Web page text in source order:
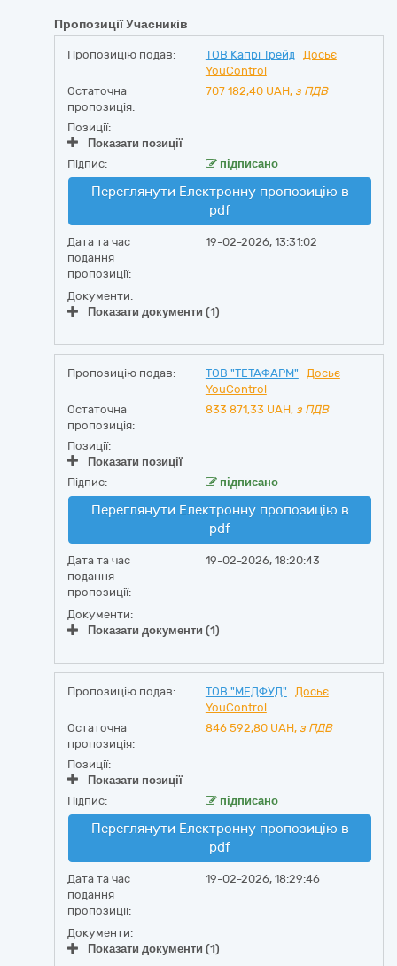
Пропозиції Учасників
Пропозицію подав: ТОВ Капрі Трейд
Досьє
YouControl
Остаточна
пропозиція:
707 182,40 UAH, з ПДВ
Позиції:
Показати позиції
Підпис:
підписано
Переглянути Електронну пропозицію в
pdf
Дата та час
подання
пропозиції:
19-02-2026, 13:31:02
Документи:
Показати документи (1)
Пропозицію подав: ТОВ "ТЕТАФАРМ"
Досьє
YouControl
Остаточна
пропозиція:
833 871,33 UAH, з ПДВ
Позиції:
Показати позиції
Підпис:
підписано
Переглянути Електронну пропозицію в
pdf
Дата та час
подання
пропозиції:
19-02-2026, 18:20:43
Документи:
Показати документи (1)
Пропозицію подав: ТОВ "МЕДФУД"
Досьє
YouControl
Остаточна
пропозиція:
846 592,80 UAH, з ПДВ
Позиції:
Показати позиції
Підпис:
підписано
Переглянути Електронну пропозицію в
pdf
Дата та час
подання
пропозиції:
19-02-2026, 18:29:46
Документи:
Показати документи (1)